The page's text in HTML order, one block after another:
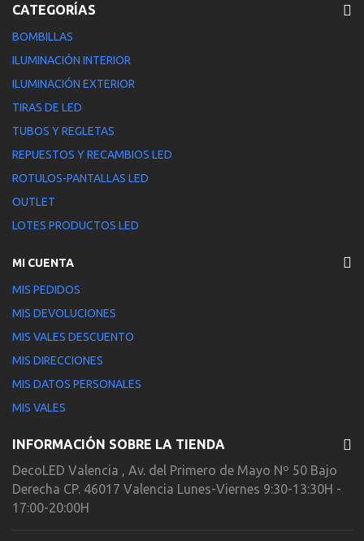
CATEGORÍAS
BOMBILLAS
ILUMINACIÓN INTERIOR
ILUMINACIÓN EXTERIOR
TIRAS DE LED
TUBOS Y REGLETAS
REPUESTOS Y RECAMBIOS LED
ROTULOS-PANTALLAS LED
OUTLET
LOTES PRODUCTOS LED
MI CUENTA
MIS PEDIDOS
MIS DEVOLUCIONES
MIS VALES DESCUENTO
MIS DIRECCIONES
MIS DATOS PERSONALES
MIS VALES
INFORMACIÓN SOBRE LA TIENDA
DecoLED Valencia , Av. del Primero de Mayo Nº 50 Bajo
Derecha CP. 46017 Valencia Lunes-Viernes 9:30-13:30H -
17:00-20:00H